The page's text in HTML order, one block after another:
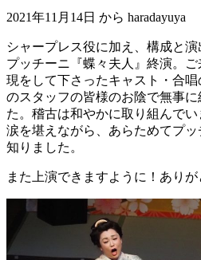
2021年11月14日 から haradayuya
シャープレス役に加え、構成と
プッチーニ『蝶々夫人』終演。
現をして下さったキャスト・合
のスタッフの皆様のお陰で無事
た。稽古は和やかに取り組んで
涙を堪えながら、あらためてプ
知りました。
また上演できますように！あり